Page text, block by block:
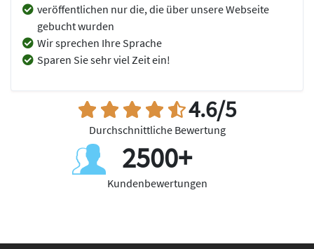
veröffentlichen nur die, die über unsere Webseite
gebucht wurden
Wir sprechen Ihre Sprache
Sparen Sie sehr viel Zeit ein!
4.6/5
Durchschnittliche Bewertung
2500+
Kundenbewertungen